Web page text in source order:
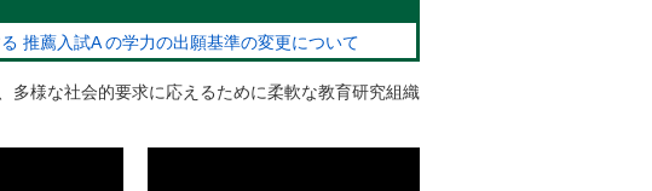
推薦入試A の学力の出願基準の変更について
多様な社会的要求に応えるために柔軟な教育研究組織